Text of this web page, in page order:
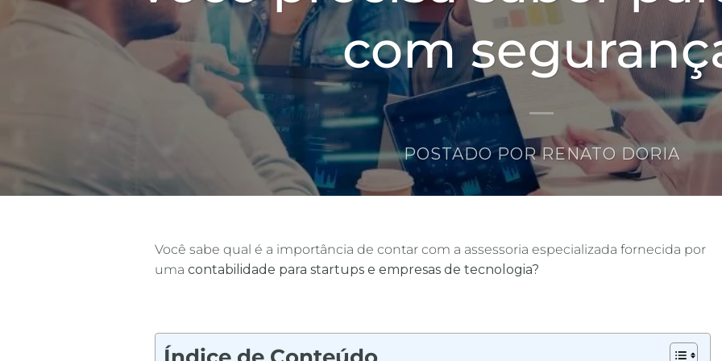
com
POSTADO PORRENATO DORIA
Você sabe qual é a importância de contar com a assessoria especializada fornecida por
uma contabilidade para startups e empresas de tecnologia?